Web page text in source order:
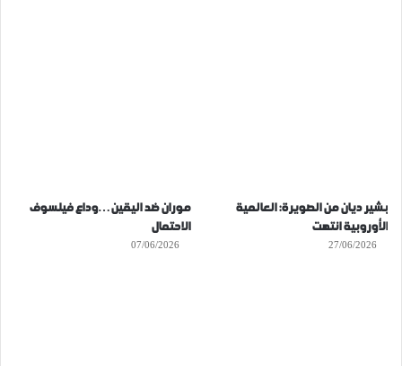
بشير ديان من الصويرة: العالمية
الأوروبية انتهت
27/06/2026
موران ضد اليقين…وداع فيلسوف
الاحتمال
07/06/2026